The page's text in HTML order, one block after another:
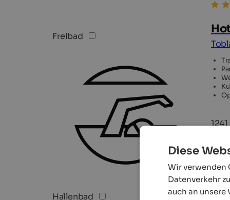
Freibad
Hallenbad
Diese
Wir verwenden
Datenverkehr
auch an